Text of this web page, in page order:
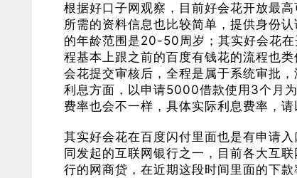
根据好口子网观察，目前好会花开放最
所需的资料信息也比较简单，提供身份
的年龄范围是20-50周岁；其实好会花
程基本上跟之前的百度有钱花的流程也
会花提交审核后，全程是属于系统审批
利息方面，以申请5000借款使用3个月
费率也会不一样，具体实际利息费率，
其实好会花在百度闪付里面也是有申请
同发起的互联网银行之一，目前各大互
行的网商贷，在近期这段时间里面的下